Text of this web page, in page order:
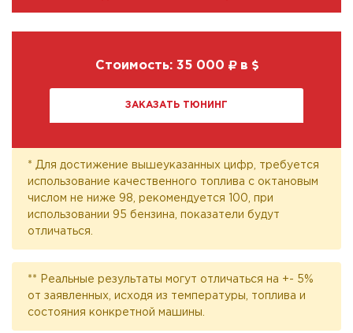
Стоимость: 35 000 в
ЗАКАЗАТЬ ТЮНИНГ
* Для достижение вышеуказанных цифр, требуется
использование качественного топлива с октановым
числом не ниже 98, рекомендуется 100, при
использовании 95 бензина, показатели будут
отличаться.
** Реальные результаты могут отличаться на +- 5%
от заявленных, исходя из температуры, топлива и
состояния конкретной машины.